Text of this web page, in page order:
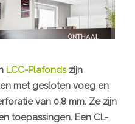
LCC-Plafondszijn
met gesloten voeg en
van 0,8 mm. Ze zijn
toepassingen. Een CL-